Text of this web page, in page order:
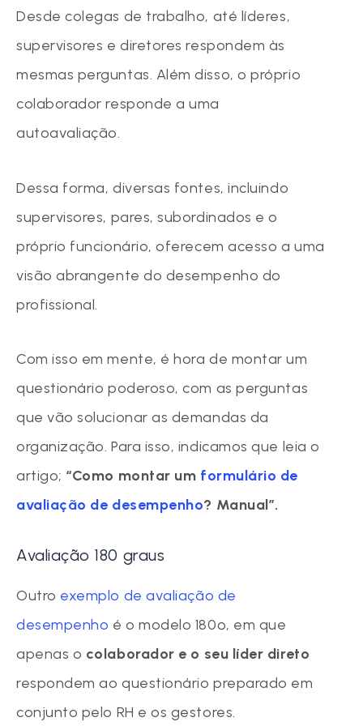
Desde colegas de trabalho, até líderes,
supervisores e diretores respondem às
mesmas perguntas. Além disso, o próprio
colaborador responde a uma
autoavaliação.
Dessa forma, diversas fontes, incluindo
supervisores, pares, subordinados e o
próprio funcionário, oferecem acesso a uma
visão abrangente do desempenho do
profissional.
Com isso em mente, é hora de montar um
questionário poderoso, com as perguntas
que vão solucionar as demandas da
organização. Para isso, indicamos que leia o
artigo; “Como montar um formulário de
avaliação de desempenho? Manual”.
Avaliação 180 graus
Outro exemplo de avaliação de
desempenho é o modelo 180º, em que
apenas o colaborador e o seu líder direto
respondem ao questionário preparado em
conjunto pelo RH e os gestores.